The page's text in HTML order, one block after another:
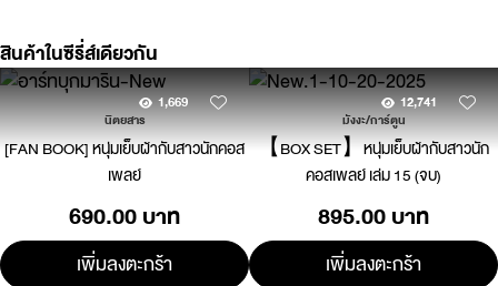
สินค้าในซีรี่ส์เดียวกัน
1,669
นิตยสาร
[FAN BOOK] หนุ่มเย็บผ้ากับสาวนักคอส
เพลย์
690.00 บาท
เพิ่มลงตะกร้า
12,741
มังงะ/การ์ตูน
【BOX SET】หนุ่มเย็บผ้ากับสาวนัก
คอสเพลย์ เล่ม 15 (จบ)
895.00 บาท
เพิ่มลงตะกร้า